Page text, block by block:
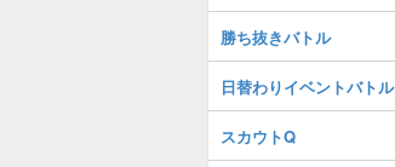
勝ち抜きバトル
日替わりイベントバトル
スカウトQ